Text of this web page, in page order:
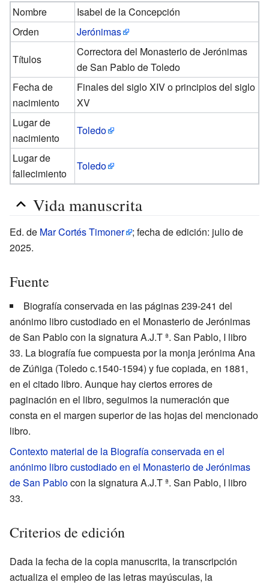
Nombre
Isabel de la Concepción
Orden
Jerónimas
Títulos
Correctora del Monasterio de Jerónimas
de San Pablo de Toledo
Fecha de
nacimiento
Finales del siglo XIV o principios del siglo
XV
Lugar de
nacimiento
Toledo
Lugar de
fallecimiento
Toledo
Vida manuscrita
Ed. de Mar Cortés Timoner
; fecha de edición: julio de
2025.
Fuente
Biografía conservada en las páginas 239-241 del
anónimo libro custodiado en el Monasterio de Jerónimas
de San Pablo con la signatura A.J.T ª. San Pablo, I libro
33. La biografía fue compuesta por la monja jerónima Ana
de Zúñiga (Toledo c.1540-1594) y fue copiada, en 1881,
en el citado libro. Aunque hay ciertos errores de
paginación en el libro, seguimos la numeración que
consta en el margen superior de las hojas del mencionado
libro.
Contexto material de la Biografía conservada en el
anónimo libro custodiado en el Monasterio de Jerónimas
de San Pablocon la signatura A.J.T ª. San Pablo, I libro
33.
Criterios de edición
Dada la fecha de la copia manuscrita, la transcripción
actualiza el empleo de las letras mayúsculas, la